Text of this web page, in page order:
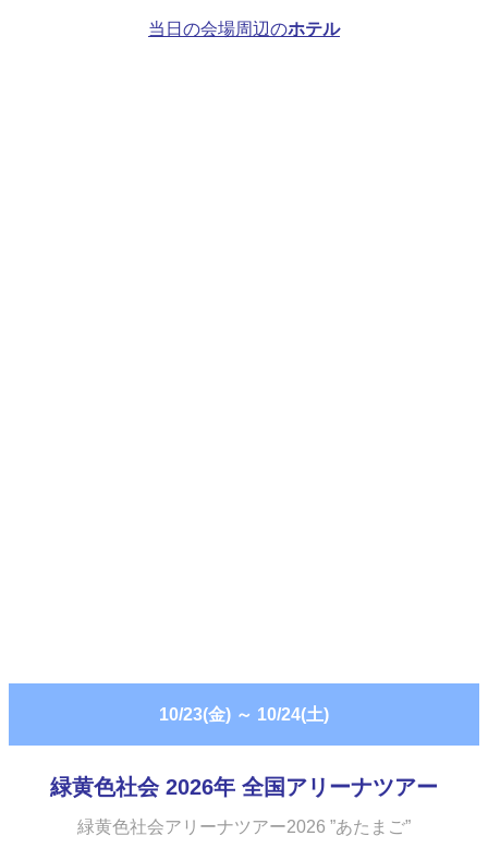
当日の会場周辺のホテル
10/23(金) ～ 10/24(土)
緑黄色社会 2026年 全国アリーナツアー
緑黄色社会アリーナツアー2026 ”あたまご”